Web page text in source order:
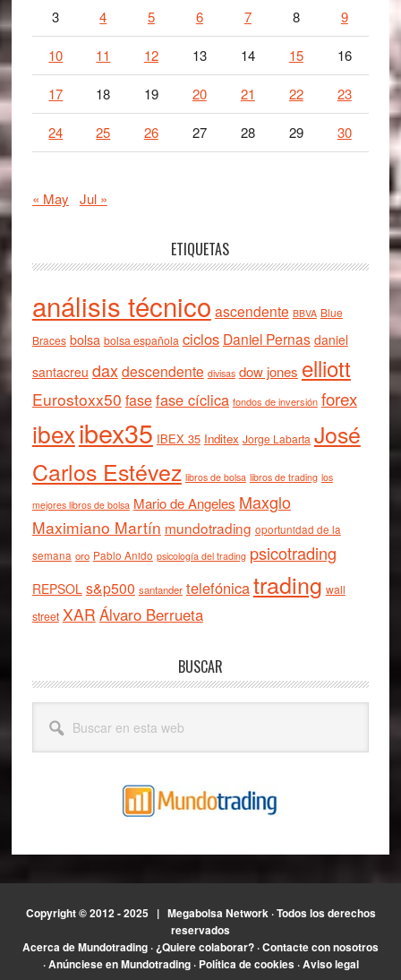
3 4 5 6 7 8 9
10 11 12 13 14 15 16
17 18 19 20 21 22 23
24 25 26 27 28 29 30
« May Jul »
ETIQUETAS
análisis técnico ascendente BBVA Blue
Braces bolsa bolsa española ciclos Daniel Pernas daniel
santacreu daxdescendente divisas dow jones elliott
Eurostoxx50 fasefase cíclica fondos de inversión forex
ibexibex35 IBEX 35 Inditex Jorge Labarta José
Carlos Estévez libros de bolsa libros de trading los
mejores libros de bolsa Mario de Angeles Maxglo
Maximiano Martín mundotrading oportunidad de la
semana oro Pablo Anido psicología del trading psicotrading
REPSOL s&p500 santander telefónicatrading wall
street XAR Álvaro Berrueta
BUSCAR
esta
Copyright © 2012 - 2025 | Megabolsa Network· Todos los derechos
reservados
Acerca de Mundotrading ·¿Quiere colaborar? ·Contacte con nosotros
·Anúnciese en Mundotrading· Política de cookies·Aviso legal